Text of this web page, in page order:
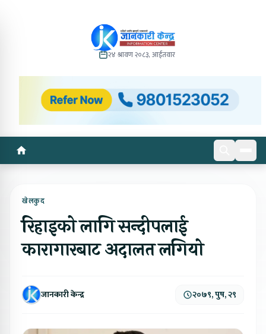
२४ श्रावण २०८३, आईतवार
खेलकुद
रिहाइको लागि सन्दीपलाई
कारागारबाट अदालत लगियो
जानकारी केन्द्र २०७९, पुष, २९